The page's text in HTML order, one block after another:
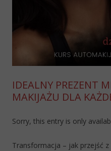
IDEALNY PREZENT
MAKIJAŻU DLA
Sorry, this entry is only
Transformacja – jak przejść